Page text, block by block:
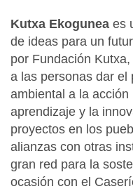
Kutxa Ekogunea es
de ideas para un
por Fundación
a las personas dar el
ambiental a la
aprendizaje y la
proyectos en los
alianzas con otras
gran red para la
ocasión con el